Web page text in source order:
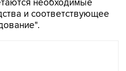
необходимые
и соответствующее